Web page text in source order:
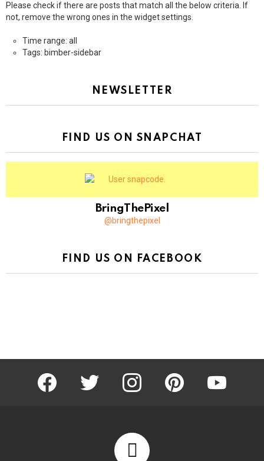
Please check if there are posts that match all the below criteria. If
not, remove the wrong ones in the widget settings.
Time range: all
Tags: bimber-sidebar
NEWSLETTER
FIND US ON SNAPCHAT
BringThePixel
@bringthepixel
FIND US ON FACEBOOK
facebook twitter instagram pinterest youtube